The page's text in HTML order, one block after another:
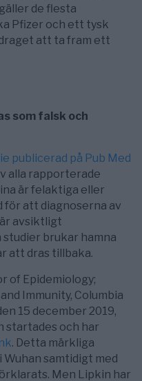
de flesta
Pfizer och ett tysk
att ta fram ett
som falsk och
publicerad på Pub Med
alla rapporterade
är felaktiga eller
för att diagnoserna av
avsiktligt
studier brukar hamna
att dras tillbaka.
of Epidemiology;
Immunity, Columbia
15 december 2019,
startades och har
. Detta märkliga
samtidigt med
Men Lipkin har